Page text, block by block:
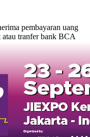
pembayaran uang
atau tranfer bank BCA